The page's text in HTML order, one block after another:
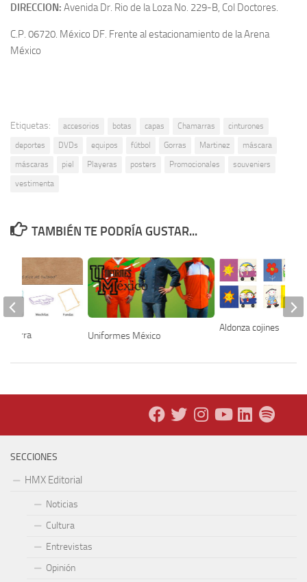
DIRECCION: Avenida Dr. Rio de la Loza No. 229-B, Col Doctores.
C.P. 06720. México DF. Frente al estacionamiento de la Arena
México
Etiquetas: accesorios botas capas Chamarras
cinturones
deportes
DVDs equipos fútbol Gorras Martinez
máscara
máscaras
piel Playeras posters Promocionales
souveniers
vestimenta
TAMBIÉN TE PODRÍA GUSTAR...
Uniformes México
Aldonza cojines
Tierra
SECCIONES
HMX Editorial
Noticias
Cultura
Entrevistas
Opinión